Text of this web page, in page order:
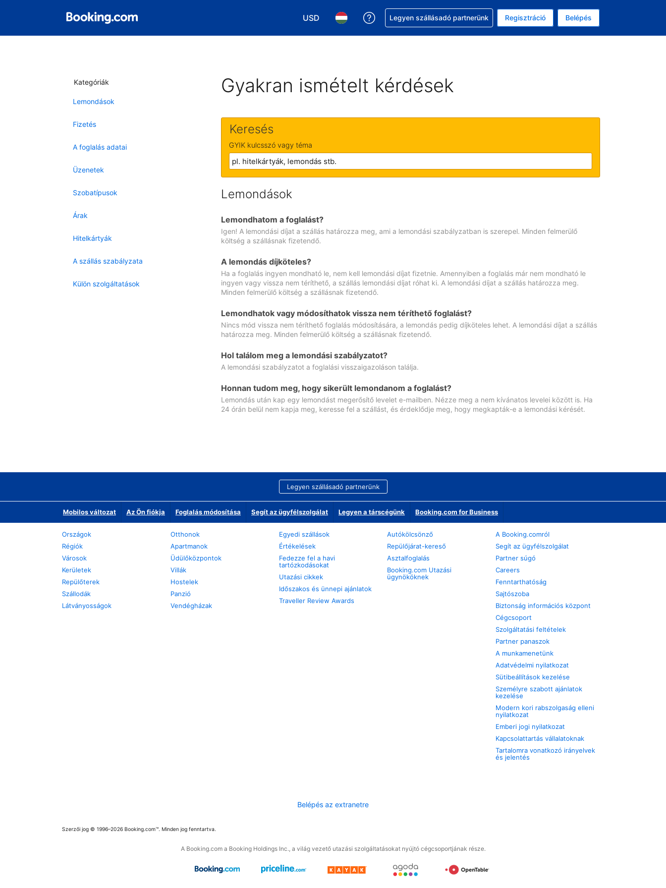
USD
Válasszon pénznemet. Jelenlegi kiválasztott pénznem: amerikai dollár
Válasszon nyelvet. Jelenleg kiválasztott nyelv: Magyar
Segítség a foglalással
Legyen szállásadó partnerünk Regisztráció Belépés
Kategóriák
Lemondások
Fizetés
A foglalás adatai
Üzenetek
Szobatípusok
Árak
Hitelkártyák
A szállás szabályzata
Külön szolgáltatások
Gyakran ismételt kérdések
Keresés
GYIK kulcsszó vagy téma
Lemondások
Lemondhatom a foglalást?
Igen! A lemondási díjat a szállás határozza meg, ami a lemondási szabályzatban is szerepel. Minden felmerülő
költség a szállásnak fizetendő.
A lemondás díjköteles?
Ha a foglalás ingyen mondható le, nem kell lemondási díjat fizetnie. Amennyiben a foglalás már nem mondható le
ingyen vagy vissza nem téríthető, a szállás lemondási díjat róhat ki. A lemondási díjat a szállás határozza meg.
Minden felmerülő költség a szállásnak fizetendő.
Lemondhatok vagy módosíthatok vissza nem téríthető foglalást?
Nincs mód vissza nem téríthető foglalás módosítására, a lemondás pedig díjköteles lehet. A lemondási díjat a szállás
határozza meg. Minden felmerülő költség a szállásnak fizetendő.
Hol találom meg a lemondási szabályzatot?
A lemondási szabályzatot a foglalási visszaigazoláson találja.
Honnan tudom meg, hogy sikerült lemondanom a foglalást?
Lemondás után kap egy lemondást megerősítő levelet e-mailben. Nézze meg a nem kívánatos levelei között is. Ha
24 órán belül nem kapja meg, keresse fel a szállást, és érdeklődje meg, hogy megkapták-e a lemondási kérését.
Legyen szállásadó partnerünk
Mobilos változat Az Ön fiókja Foglalás módosítása Segít az ügyfélszolgálat Legyen a társcégünk Booking.com for Business
Országok
Régiók
Városok
Kerületek
Repülőterek
Szállodák
Látványosságok
Otthonok
Apartmanok
Üdülőközpontok
Villák
Hostelek
Panzió
Vendégházak
Egyedi szállások
Értékelések
Fedezze fel a havi
tartózkodásokat
Utazási cikkek
Időszakos és ünnepi ajánlatok
Traveller Review Awards
Autókölcsönző
Repülőjárat-kereső
Asztalfoglalás
Booking.com Utazási
ügynököknek
A Booking.comról
Segít az ügyfélszolgálat
Partner súgó
Careers
Fenntarthatóság
Sajtószoba
Biztonság információs központ
Cégcsoport
Szolgáltatási feltételek
Partner panaszok
A munkamenetünk
Adatvédelmi nyilatkozat
Sütibeállítások kezelése
Személyre szabott ajánlatok
kezelése
Modern kori rabszolgaság elleni
nyilatkozat
Emberi jogi nyilatkozat
Kapcsolattartás vállalatoknak
Tartalomra vonatkozó irányelvek
és jelentés
Belépés az extranetre
Szerzői jog © 1996–2026 Booking.com™. Minden jog fenntartva.
A Booking.com a Booking Holdings Inc., a világ vezető utazási szolgáltatásokat nyújtó cégcsoportjának része.